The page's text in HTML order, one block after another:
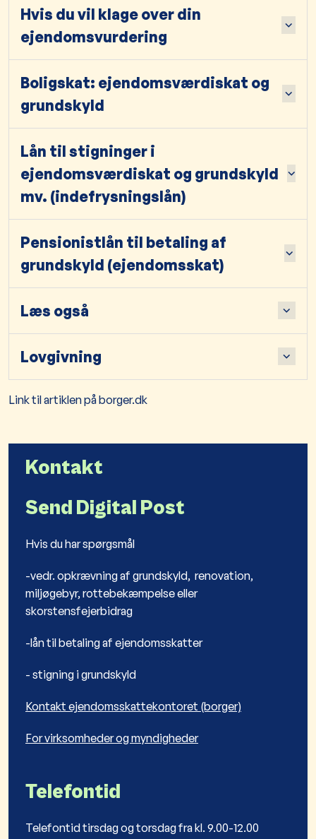
Hvis du vil klage over din
ejendomsvurdering
Boligskat: ejendomsværdiskat og
grundskyld
Lån til stigninger i
ejendomsværdiskat og grundskyld
mv. (indefrysningslån)
Pensionistlån til betaling af
grundskyld (ejendomsskat)
Læs også
Lovgivning
Link til artiklen på borger.dk
Kontakt
Send Digital Post
Hvis du har spørgsmål
-vedr. opkrævning af grundskyld, renovation,
miljøgebyr, rottebekæmpelse eller
skorstensfejerbidrag
-lån til betaling af ejendomsskatter
- stigning i grundskyld
Kontakt ejendomsskattekontoret (borger)
For virksomheder og myndigheder
Telefontid
​Telefontid tirsdag og​ torsdag fra kl. 9.00-12.00